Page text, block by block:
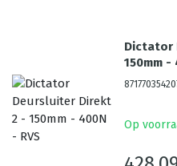
Dictator
150mm -
Op